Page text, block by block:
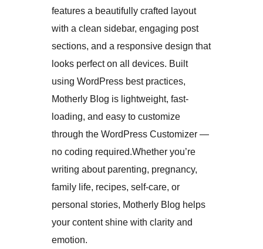
features a beautifully crafted layout
with a clean sidebar, engaging post
sections, and a responsive design that
looks perfect on all devices. Built
using WordPress best practices,
Motherly Blog is lightweight, fast-
loading, and easy to customize
through the WordPress Customizer —
no coding required.Whether you’re
writing about parenting, pregnancy,
family life, recipes, self-care, or
personal stories, Motherly Blog helps
your content shine with clarity and
emotion.